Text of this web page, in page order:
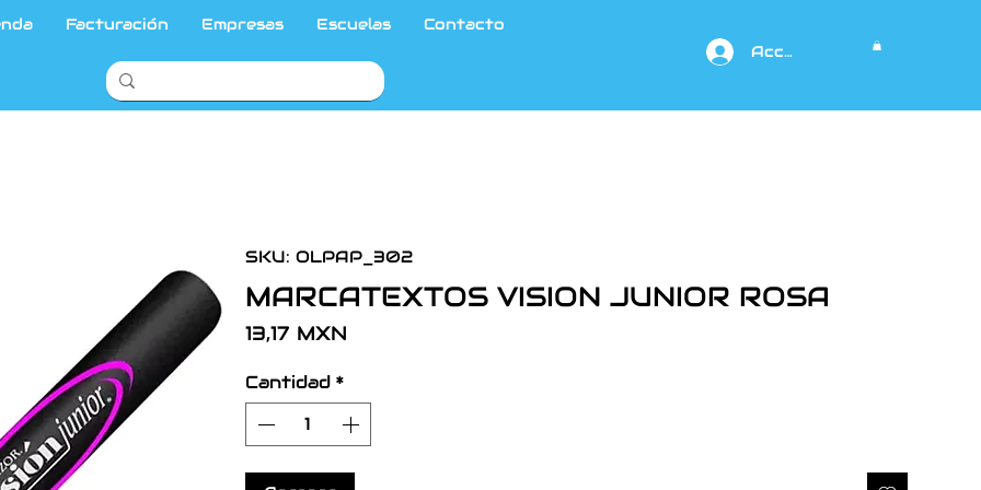
Facturación Empresas Escuelas
Contacto
Acceso
SKU: OLPAP_302
MARCATEXTOS VISION JUNIOR ROSA
13,17 MXN
Cantidad *